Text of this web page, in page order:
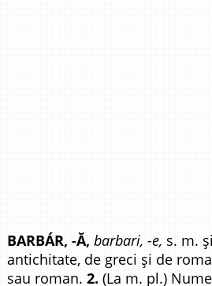
BARBÁR, -Ă, barbari, -e, s. m.
antichitate, de greci și de
sau roman.2. (La m. pl.)